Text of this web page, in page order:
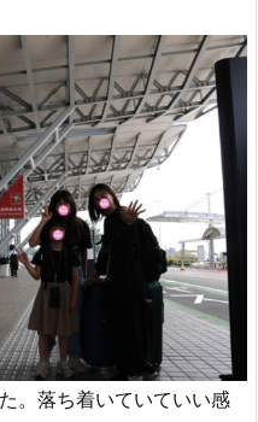
。落ち着いていていい感